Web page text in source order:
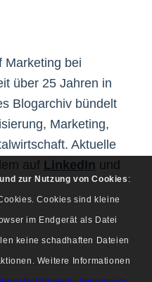
Marketing bei
über 25 Jahren in
Blogarchiv bündelt
Marketing,
Aktuelle
auf LinkedIn und
zur Nutzung von Cookies :
Cookies sind kleine
im Endgerät als Datei
keine schadhaften Dateien
Weitere Informationen